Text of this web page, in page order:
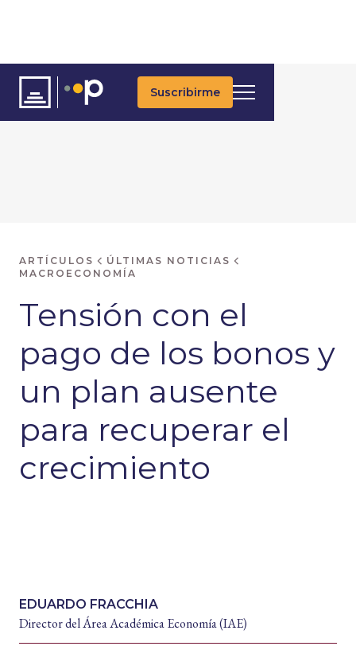
Suscribirme
ARTÍCULOS
ÚLTIMAS NOTICIAS
MACROECONOMÍA
Tensión con el
pago de los bonos y
un plan ausente
para recuperar el
crecimiento
EDUARDO FRACCHIA
Director del Área Académica Economía (IAE)